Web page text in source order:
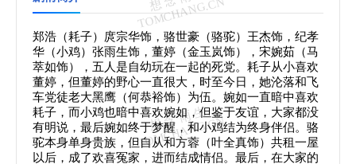
郑浩（耗子）庹宗华饰，骆世豪（骆驼）王杰饰，纪孝
华（小鸡）张雨生饰，董婷（金玉岚饰），宋婉茹（马
萃如饰），五人是自幼玩在一起的死党。耗子从小喜欢
董婷，但董婷的野心一直很大，时至今日，她沦落和飞
车党徒老大黑鹰（何恭裕饰）为伍。婉如一直暗中喜欢
耗子，而小鸡也暗中喜欢婉如，但鉴于友谊，大家都没
有明说，最后婉如终于梦醒，和小鸡结为终身伴侣。骆
驼本身单身贵族，但自从和方蓉（叶全真饰）共租一屋
以后，成了欢喜冤家，进而结成情侣。最后，在大家的